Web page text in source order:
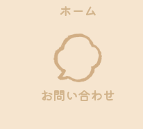
ホーム
お問い合わせ